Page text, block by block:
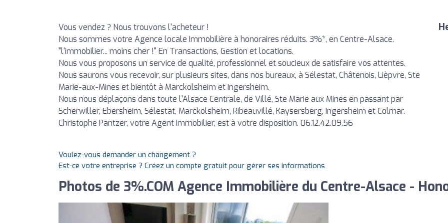
Vous vendez ? Nous trouvons l'acheteur !
Nous sommes votre Agence locale Immobilière à honoraires réduits. 3%*, en Centre-Alsace.
"l'immobilier... moins cher !" En Transactions, Gestion et locations.
Nous vous proposons un service de qualité, professionnel et soucieux de satisfaire vos attentes.
Nous saurons vous recevoir, sur plusieurs sites, dans nos bureaux, à Sélestat, Châtenois, Lièpvre, Ste
Marie-aux-Mines et bientôt à Marckolsheim et Ingersheim.
Nous nous déplaçons dans toute l'Alsace Centrale, de Villé, Ste Marie aux Mines en passant par
Scherwiller, Ebersheim, Sélestat, Marckolsheim, Ribeauvillé, Kaysersberg, Ingersheim et Colmar.
Christophe Pantzer, votre Agent Immobilier, est à votre disposition. 06.12.42.09.56
Voulez-vous demander un changement ?
Est-ce votre entreprise ? Créez un compte gratuit pour gérer ses informations
Photos de 3%.COM Agence Immobilière du Centre-Alsace -